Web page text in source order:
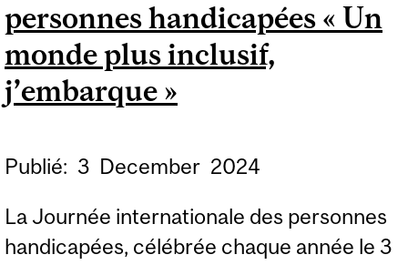
personnes handicapées « Un
monde plus inclusif,
j’embarque »
Publié: 3 December 2024
La Journée internationale des personnes
handicapées, célébrée chaque année le 3